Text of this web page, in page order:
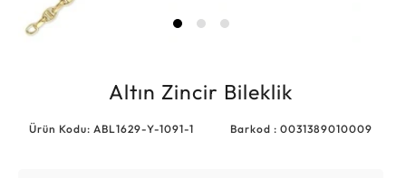
Altın Zincir Bileklik
Ürün Kodu: ABL1629-Y-1091-1 Barkod : 0031389010009